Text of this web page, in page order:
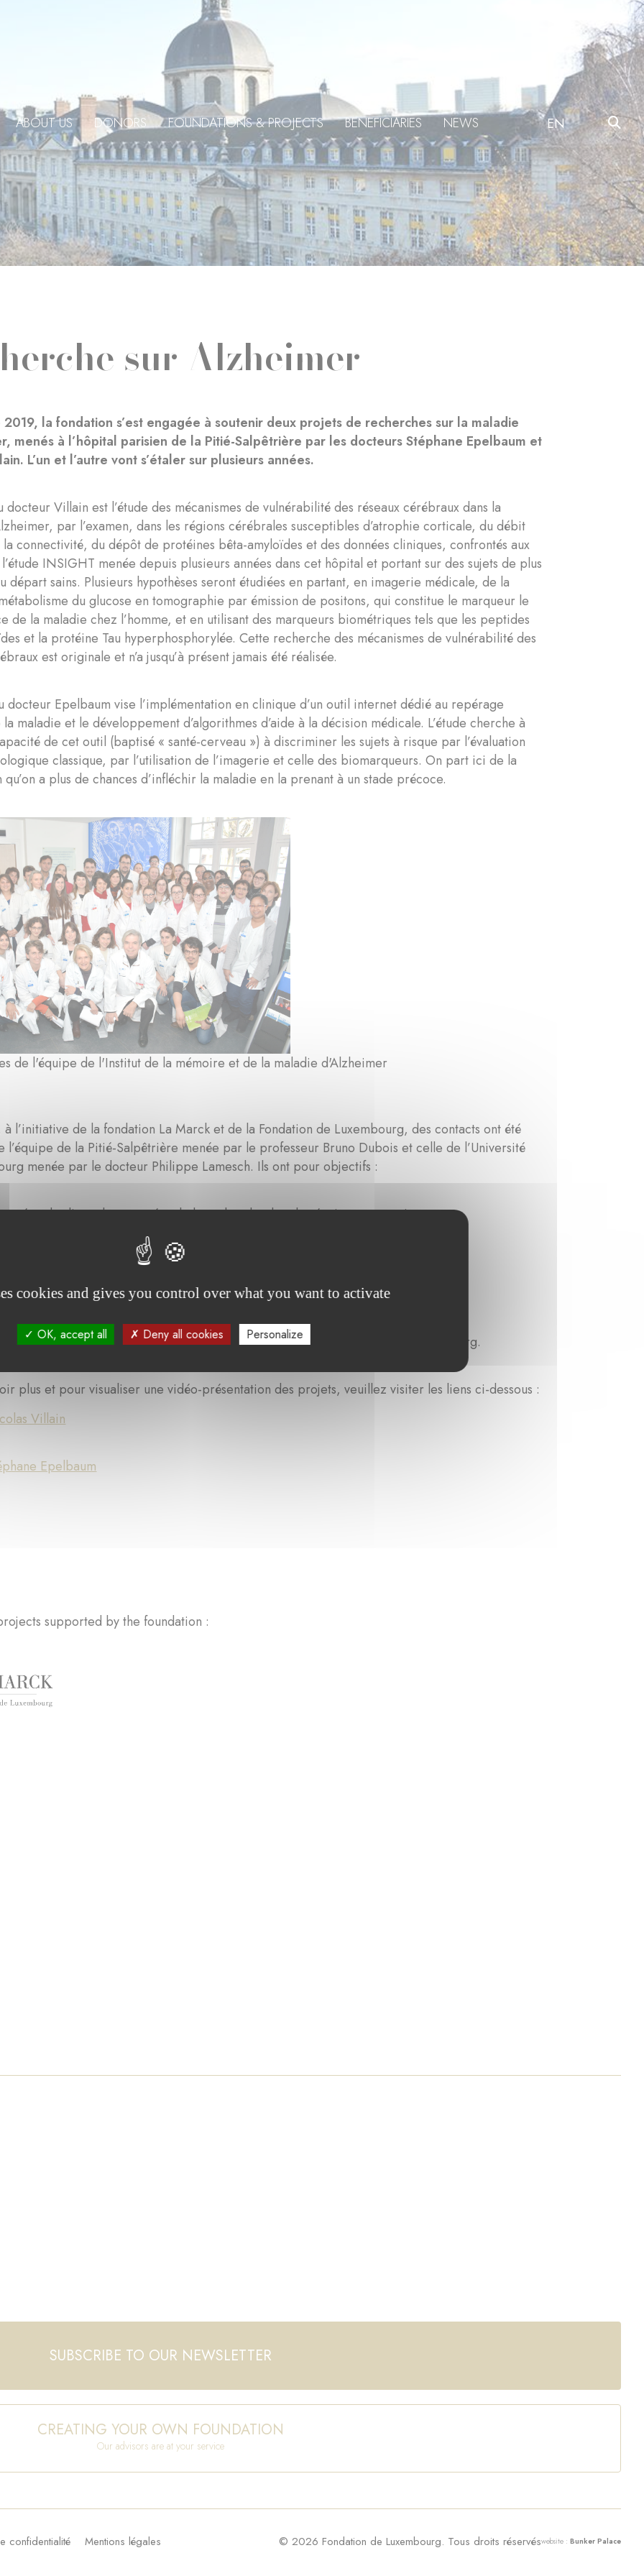
ABOUT US DONORS FOUNDATIONS & PROJECTS BENEFICIARIES NEWS EN
sur Alzheimer
la fondation s’est engagée à soutenir deux projets de recherches sur la maladie
menés à l’hôpital parisien de la Pitié-Salpêtrière par les docteurs Stéphane Epelbaum et
L’un et l’autre vont s’étaler sur plusieurs années.
docteur Villain est l’étude des mécanismes de vulnérabilité des réseaux cérébraux dans la
par l’examen, dans les régions cérébrales susceptibles d’atrophie corticale, du débit
connectivité, du dépôt de protéines bêta-amyloïdes et des données cliniques, confrontés aux
INSIGHT menée depuis plusieurs années dans cet hôpital et portant sur des sujets de plus
départ sains. Plusieurs hypothèses seront étudiées en partant, en imagerie médicale, de la
du glucose en tomographie par émission de positons, qui constitue le marqueur le
de la maladie chez l’homme, et en utilisant des marqueurs biométriques tels que les peptides
et la protéine Tau hyperphosphorylée. Cette recherche des mécanismes de vulnérabilité des
est originale et n’a jusqu’à présent jamais été réalisée.
docteur Epelbaum vise l’implémentation en clinique d’un outil internet dédié au repérage
maladie et le développement d’algorithmes d’aide à la décision médicale. L’étude cherche à
de cet outil (baptisé « santé-cerveau ») à discriminer les sujets à risque par l’évaluation
classique, par l’utilisation de l’imagerie et celle des biomarqueurs. On part ici de la
qu’on a plus de chances d’infléchir la maladie en la prenant à un stade précoce.
de l'équipe de l'Institut de la mémoire et de la maladie d'Alzheimer
à l’initiative de la fondation La Marck et de la Fondation de Luxembourg, des contacts ont été
l’équipe de la Pitié-Salpêtrière menée par le professeur Bruno Dubois et celle de l’Université
menée par le docteur Philippe Lamesch. Ils ont pour objectifs :
état des lieux des avancées de la recherche dans les équipes respectives,
la possibilité de développer des projets de recherches communs
à créer une véritable synergie dans la recherche entre la France et le Luxembourg.
plus et pour visualiser une vidéo-présentation des projets, veuillez visiter les liens ci-dessous :
Villain
Epelbaum
supported by the foundation :
SUBSCRIBE TO OUR NEWSLETTER
CREATING YOUR OWN FOUNDATION
Our advisors are at your service
confidentialité Mentions légales © 2026 Fondation de Luxembourg. Tous droits réservéswebsite : Bunker Palace
cookies and gives you control over what you want to activate
OK, accept all Deny all cookies Personalize